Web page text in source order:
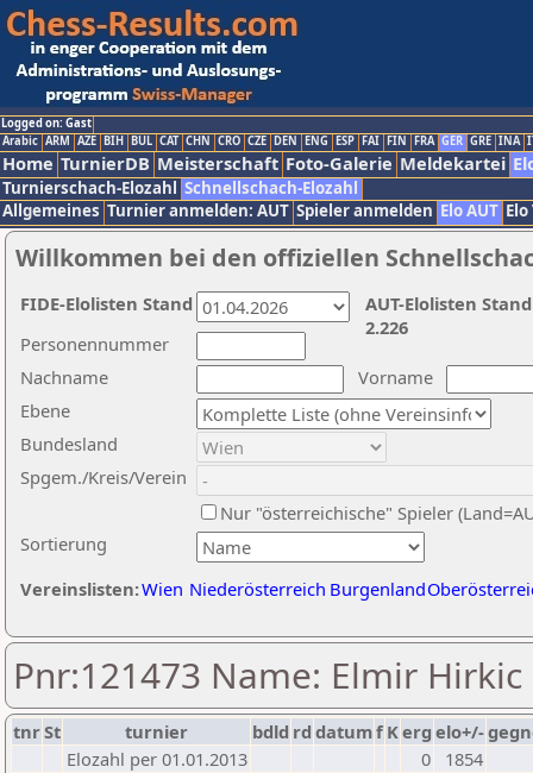
Logged on: Gast
Arabic ARM AZE BIH BUL CAT CHN CRO CZE DEN ENG ESP FAI FIN FRA GER GRE INA
Home TurnierDB Meisterschaft Foto-Galerie Meldekartei
Turnierschach-Elozahl Schnellschach-Elozahl
Allgemeines Turnier anmelden: AUT Spieler anmelden Elo AUT
Willkommen bei den offiziellen
Nachname
Vorname
Ebene
Sortierung
Personennummer
Bundesland
Spgem./Kreis/Verein
Nur "österreichische" Spieler
Vereinslisten:Wien Niederösterreich Burgenland
AUT-Elolisten
2.226
FIDE-Elolisten Stand
Pnr:121473 Name: Elmir Hirkic
tnrSt turnier bdld rd datumf Kerg elo+/-
Elozahl per 01.01.2013
0
1854